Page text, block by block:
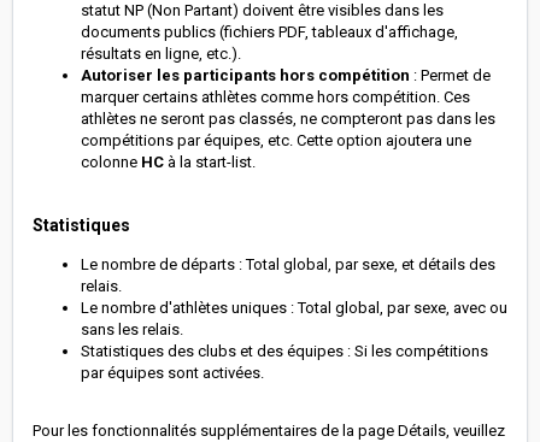
statut NP (Non Partant) doivent être visibles dans les
documents publics (fichiers PDF, tableaux d'affichage,
résultats en ligne, etc.).
Autoriser les participants hors compétition : Permet de
marquer certains athlètes comme hors compétition. Ces
athlètes ne seront pas classés, ne compteront pas dans les
compétitions par équipes, etc. Cette option ajoutera une
colonne HC à la start-list.
Statistiques
Le nombre de départs : Total global, par sexe, et détails des
relais.
Le nombre d'athlètes uniques : Total global, par sexe, avec ou
sans les relais.
Statistiques des clubs et des équipes : Si les compétitions
par équipes sont activées.
Pour les fonctionnalités supplémentaires de la page Détails, veuillez